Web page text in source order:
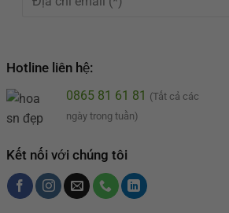
Hotline liên hệ:
0865 81 61 81 (Tất cả các
ngày trong tuần)
Kết nối với chúng tôi